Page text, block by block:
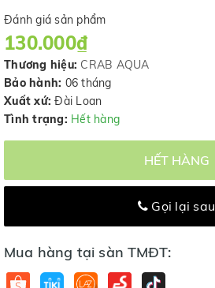
Đánh giá sản phẩm
130.000₫
Thương hiệu: CRAB AQUA
Bảo hành: 06 tháng
Xuất xứ: Đài Loan
Tình trạng: Hết hàng
HẾT HÀNG
Gọi lại sau
Mua hàng tại sàn TMĐT: